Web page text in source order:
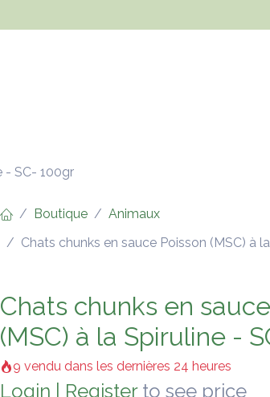
- SC- 100gr
Boutique
Animaux
Chats chunks en sauce Poisson (MSC) à
Chats chunks en
(MSC) à la Spiruline -
9 vendu dans les dernières 24 heures
Login Register to see price